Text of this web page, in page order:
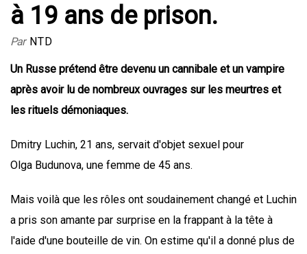
à 19 ans de prison.
Par NTD
Un Russe prétend être devenu un cannibale et un vampire
après avoir lu de nombreux ouvrages sur les meurtres et
les rituels démoniaques.
Dmitry Luchin, 21 ans, servait d'objet sexuel pour
Olga Budunova, une femme de 45 ans.
Mais voilà que les rôles ont soudainement changé et Luchin
a pris son amante par surprise en la frappant à la tête à
l'aide d'une bouteille de vin. On estime qu'il a donné plus de